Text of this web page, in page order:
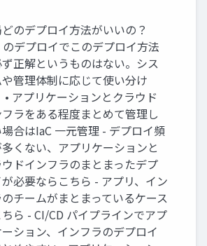
のデプロイ方法がいいの？
のデプロイでこのデプロイ方法
正解というものはない。シス
管理体制に応じて使い分け
• アプリケーションとクラウド
ラをある程度まとめて管理し
合はIaC 一元管理 - デプロイ頻
くない、アプリケーションと
ウドインフラのまとまったデプ
必要ならこちら - アプリ、イン
チームがまとまっているケース
ら - CI/CD パイプラインでアプ
ーション、インフラのデプロイ